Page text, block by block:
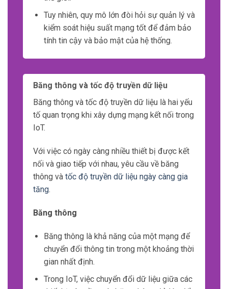
nối tăng lên.
Kiến trúc phân tán cũng cung cấp khả năng
linh hoạt và dễ dàng mở rộng.
Cơ sở hạ tầng mạng phải được xây dựng
để có khả năng mở rộng linh hoạt và xử lý
lượng dữ liệu lớn.
nghệ mới như cloud computing hoặc edge
computing để giải quyết vấn đề về khả
năng xử lý.
Quản lý tài nguyên
Quản lý tài nguyên là
trong việc duy trì hiệu suất và khả năng mở
rộng của hệ thống IoT.
Các tài nguyên như băng thông, dung
lượng lưu trữ, và xử lý phải được quản lý